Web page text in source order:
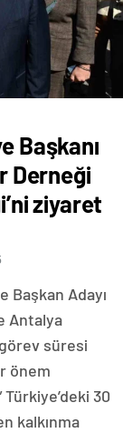
Başkanı
Derneği
ziyaret
Başkan Adayı
Antalya
süresi
önem
30
kalkınma